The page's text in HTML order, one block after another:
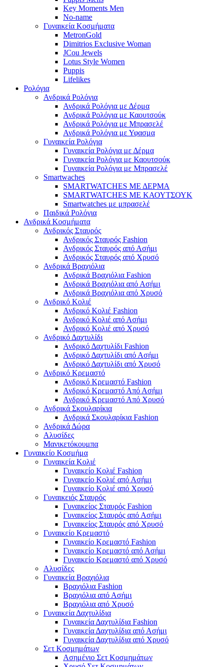
Key Moments Men
No-name
Γυναικεία Κοσμήματα
MetronGold
Dimitrios Exclusive Woman
JCou Jewels
Lotus Style Women
Puppis
Lifelikes
Ρολόγια
Ανδρικά Ρολόγια
Ανδρικά Ρολόγια με Δέρμα
Ανδρικά Ρολόγια με Καουτσούκ
Ανδρικά Ρολόγια με Μπρασελέ
Ανδρικά Ρολόγια με Υφασμα
Γυναικεία Ρολόγια
Γυναικεία Ρολόγια με Δέρμα
Γυναικεία Ρολόγια με Καουτσούκ
Γυναικεία Ρολόγια με Μπρασελέ
Smartwaches
SMARTWATCHES ΜΕ ΔΕΡΜΑ
SMARTWATCHES ΜΕ ΚΑΟΥΤΣΟΥΚ
Smartwatches με μπρασελέ
Παιδικά Ρολόγια
Ανδρικά Κοσμήματα
Ανδρικός Σταυρός
Ανδρικός Σταυρός Fashion
Ανδρικός Σταυρός από Ασήμι
Ανδρικός Σταυρός από Χρυσό
Ανδρικά Βραχιόλια
Ανδρικά Βραχιόλια Fashion
Ανδρικά Βραχιόλια από Ασήμι
Ανδρικά Βραχιόλια από Χρυσό
Ανδρικό Κολιέ
Ανδρικό Κολιέ Fashion
Ανδρικό Κολιέ από Ασήμι
Ανδρικό Κολιέ από Χρυσό
Ανδρικό Δαχτυλίδι
Ανδρικό Δαχτυλίδι Fashion
Ανδρικό Δαχτυλίδι από Ασήμι
Ανδρικό Δαχτυλίδι από Χρυσό
Ανδρικό Κρεμαστό
Ανδρικό Κρεμαστό Fashion
Ανδρικό Κρεμαστό Από Ασήμι
Ανδρικό Κρεμαστό Από Χρυσό
Ανδρικά Σκουλαρίκια
Ανδρικά Σκουλαρίκια Fashion
Ανδρικά Δώρα
Αλυσίδες
Μανικετόκουμπα
Γυναικείο Κοσμήμα
Γυναικεία Κολιέ
Γυναικείο Κολιέ Fashion
Γυναικείο Κολιέ από Ασήμι
Γυναικείο Κολιέ από Χρυσό
Γυναικειός Σταυρός
Γυναικείος Σταυρός Fashion
Γυναικείος Σταυρός από Ασήμι
Γυναικείος Σταυρός από Χρυσό
Γυναικείο Κρεμαστό
Γυναικείο Κρεμαστό Fashion
Γυναικείο Κρεμαστό από Ασήμι
Γυναικείο Κρεμαστό από Χρυσό
Αλυσίδες
Γυναικεία Βραχιόλια
Βραχιόλια Fashion
Βραχιόλια από Ασήμι
Βραχιόλια από Χρυσό
Γυναικεία Δαχτυλίδια
Γυναικεία Δαχτυλίδια Fashion
Γυναικεία Δαχτυλίδια από Ασήμι
Γυναικεία Δαχτυλίδια από Χρυσό
Σετ Κοσμημάτων
Ασημένιο Σετ Κοσμημάτων